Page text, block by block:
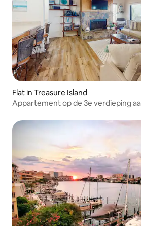
Flat in Treasure Island
Appartement op de 3e verdieping